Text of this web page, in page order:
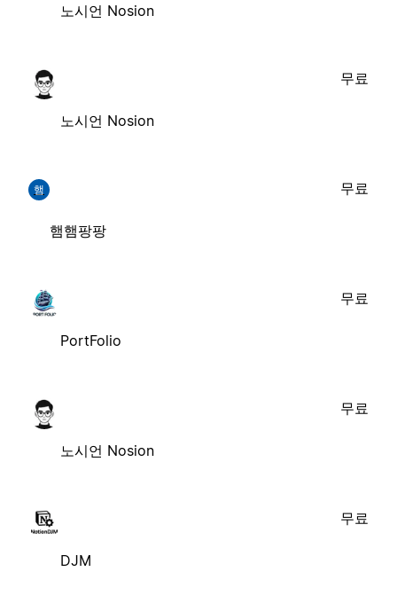
노시언 Nosion
노시언 Nosion
무료
햄
햄햄팡팡
무료
PortFolio
무료
노시언 Nosion
무료
DJM
무료